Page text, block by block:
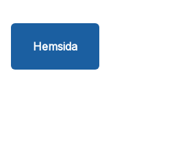
Hemsida